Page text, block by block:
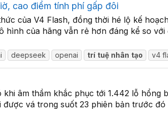
cao điểm tính phí gấp đôi
của V4 Flash, đồng thời hé lộ kế
hình của hãng vẫn rẻ hơn đáng kể so
deepseek openai trí tuệ nhân tạo v4
âm thầm khắc phục tới 1.442 lỗ
vá trong suốt 23 phiên bản trước